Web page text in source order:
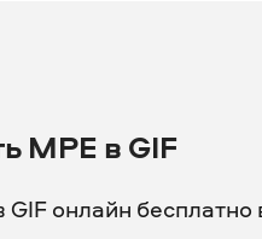
MPE в GIF
онлайн бесплатно